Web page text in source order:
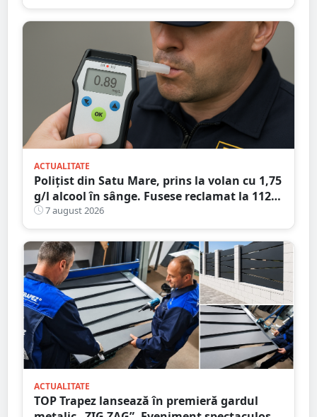
ACTUALITATE
Polițist din Satu Mare, prins la volan cu 1,75
g/l alcool în sânge. Fusese reclamat la 112
că circula pe contrasens
7 august 2026
ACTUALITATE
TOP Trapez lansează în premieră gardul